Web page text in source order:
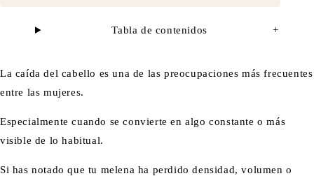
Tabla de contenidos +
La caída del cabello es una de las preocupaciones más frecuentes
entre las mujeres.
Especialmente cuando se convierte en algo constante o más
visible de lo habitual.
Si has notado que tu melena ha perdido densidad, volumen o